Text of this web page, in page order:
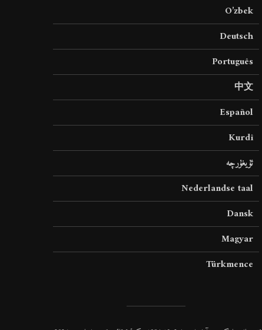
O’zbek
Deutsch
Português
中文
Español
Kurdî
ئۇيغۇرچە
Nederlandse taal
Dansk
Magyar
Türkmence